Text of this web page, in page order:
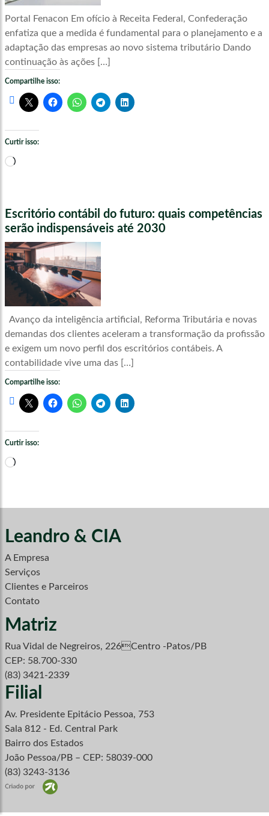
Portal Fenacon Em ofício à Receita Federal, Confederação
enfatiza que a medida é fundamental para o planejamento e a
adaptação das empresas ao novo sistema tributário Dando
continuação às ações […]
Compartilhe isso:
Curtir isso:
Carregando...
Escritório contábil do futuro: quais competências
serão indispensáveis até 2030
Avanço da inteligência artificial, Reforma Tributária e novas
demandas dos clientes aceleram a transformação da profissão
e exigem um novo perfil dos escritórios contábeis. A
contabilidade vive uma das […]
Compartilhe isso:
Curtir isso:
Carregando...
Leandro & CIA
A Empresa
Serviços
Clientes e Parceiros
Contato
Matriz
Rua Vidal de Negreiros, 226Centro -Patos/PB
CEP: 58.700-330
(83) 3421-2339
Filial
Av. Presidente Epitácio Pessoa, 753
Sala 812 - Ed. Central Park
Bairro dos Estados
João Pessoa/PB – CEP: 58039-000
(83) 3243-3136